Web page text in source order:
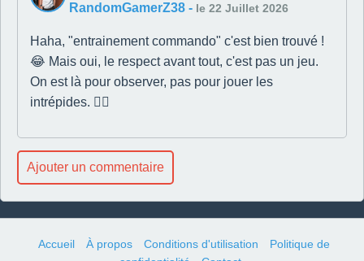
RandomGamerZ38 - le 22 Juillet 2026
Haha, "entrainement commando" c'est bien trouvé !
😂 Mais oui, le respect avant tout, c'est pas un jeu.
On est là pour observer, pas pour jouer les
intrépides. 👍🏼
Ajouter un commentaire
Accueil À propos Conditions d'utilisation
Politique de